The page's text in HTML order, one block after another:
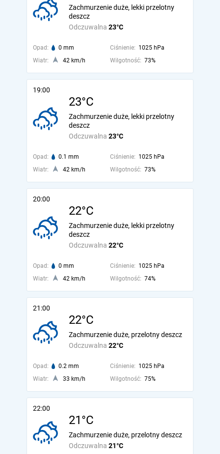
Odczuwalna 23°C
Zachmurzenie duże, lekki przelotny
deszcz
Opad: 0 mm Ciśnienie: 1025 hPa
Wiatr:
42 km/h Wilgotność: 73%
19:00
23°C
Odczuwalna 23°C
Zachmurzenie duże, lekki przelotny
deszcz
Opad: 0.1 mm Ciśnienie: 1025 hPa
Wiatr:
42 km/h Wilgotność: 73%
20:00
22°C
Odczuwalna 22°C
Zachmurzenie duże, lekki przelotny
deszcz
Opad: 0 mm Ciśnienie: 1025 hPa
Wiatr:
42 km/h Wilgotność: 74%
21:00
22°C
Odczuwalna 22°C
Zachmurzenie duże, przelotny deszcz
Opad: 0.2 mm Ciśnienie: 1025 hPa
Wiatr:
33 km/h Wilgotność: 75%
22:00
21°C
Odczuwalna 21°C
Zachmurzenie duże, przelotny deszcz